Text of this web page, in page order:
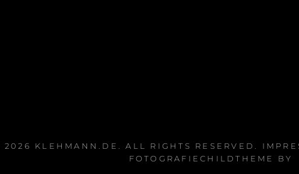
2026 KLEHMANN.DE . ALL RIGHTS RESERVED.
FOTOGRAFIECHILDTHEME BY